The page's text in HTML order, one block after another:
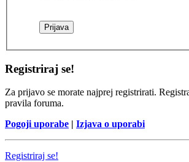
Registriraj se!
Za prijavo se morate najprej registrirati.
pravila foruma.
Pogoji uporabe | Izjava o uporabi
Registriraj se!